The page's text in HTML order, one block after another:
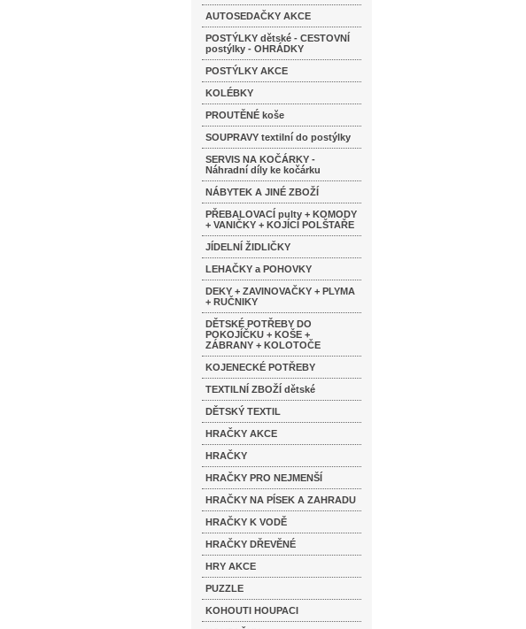
AUTOSEDAČKY AKCE
POSTÝLKY dětské - CESTOVNÍ
postýlky - OHRÁDKY
POSTÝLKY AKCE
KOLÉBKY
PROUTĚNÉ koše
SOUPRAVY textilní do postýlky
SERVIS NA KOČÁRKY -
Náhradní díly ke kočárku
NÁBYTEK A JINÉ ZBOŽÍ
PŘEBALOVACÍ pulty + KOMODY
+ VANIČKY + KOJÍCÍ POLŠTAŘE
JÍDELNÍ ŽIDLIČKY
LEHAČKY a POHOVKY
DEKY + ZAVINOVAČKY + PLYMA
+ RUČNIKY
DĚTSKÉ POTŘEBY DO
POKOJÍČKU + KOŠE +
ZÁBRANY + KOLOTOČE
KOJENECKÉ POTŘEBY
TEXTILNÍ ZBOŽÍ dětské
DĚTSKÝ TEXTIL
HRAČKY AKCE
HRAČKY
HRAČKY PRO NEJMENŠÍ
HRAČKY NA PÍSEK A ZAHRADU
HRAČKY K VODĚ
HRAČKY DŘEVĚNÉ
HRY AKCE
PUZZLE
KOHOUTI HOUPACI